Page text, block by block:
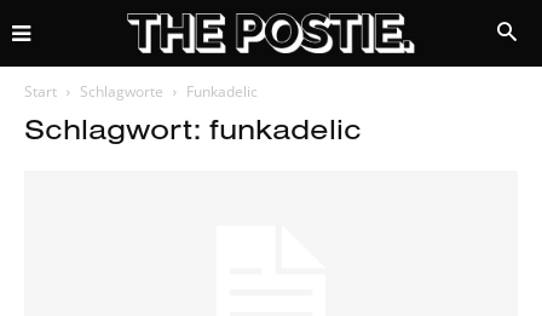
Start Schlagworte Funkadelic
Schlagwort: funkadelic